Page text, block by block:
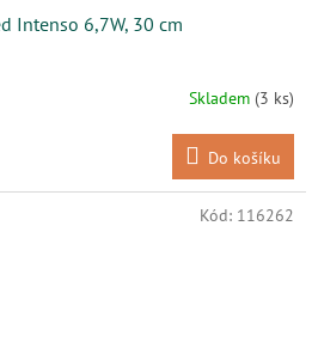
Intenso 6,7W, 30 cm
Skladem (3 ks)
Do košíku
Kód: 116262